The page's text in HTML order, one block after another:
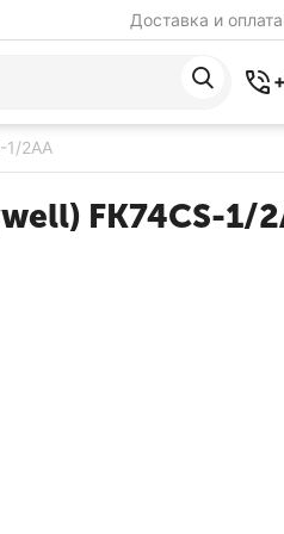
Доставка и оплата
1/2AA
FK74CS-1/